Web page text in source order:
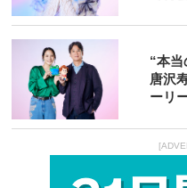
“本
唐沢
ーリ